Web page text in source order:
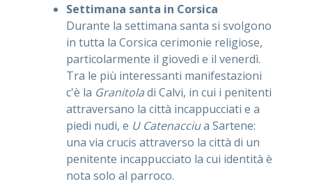
Settimana santa in Corsica
Durante la settimana santa si svolgono
in tutta la Corsica cerimonie religiose,
particolarmente il giovedì e il venerdì.
Tra le più interessanti manifestazioni
c'è la Granitoladi Calvi, in cui i penitenti
attraversano la città incappucciati e a
piedi nudi, e U Catenacciua Sartene:
una via crucis attraverso la città di un
penitente incappucciato la cui identità è
nota solo al parroco.